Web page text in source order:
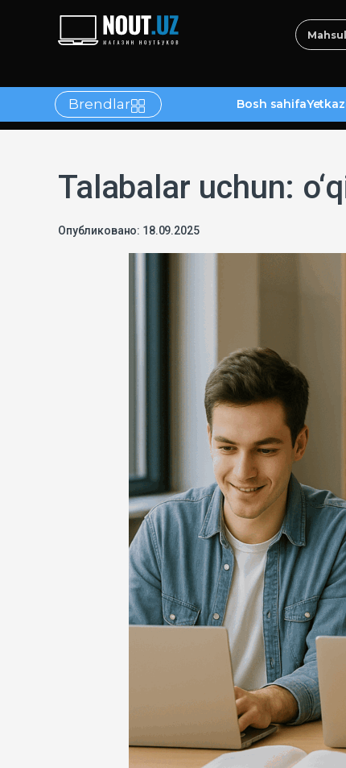
Brendlar Bosh sahifa
Talabalar uchun:
Опубликовано: 18.09.2025